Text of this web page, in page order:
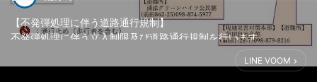
【不発弾処理に伴う道路通行規制】
不発弾処理に伴う立入制限及び道路通行規制を行います。
■日時：令和８年5月21日（木）午前8時50分頃から午後4時頃予
LINE VOOM